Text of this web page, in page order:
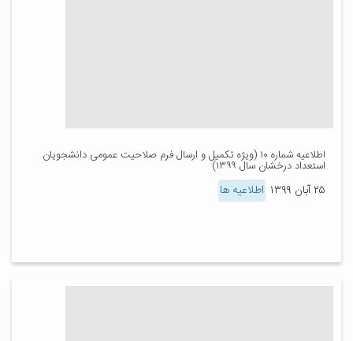
اطلاعیه شماره ۱۰ (ویژه تکمیل و ارسال فرم صلاحیت عمومی دانشجویان
استعداد درخشان سال ۱۳۹۹)
۲۵ آبان ۱۳۹۹ اطلاعیه ها